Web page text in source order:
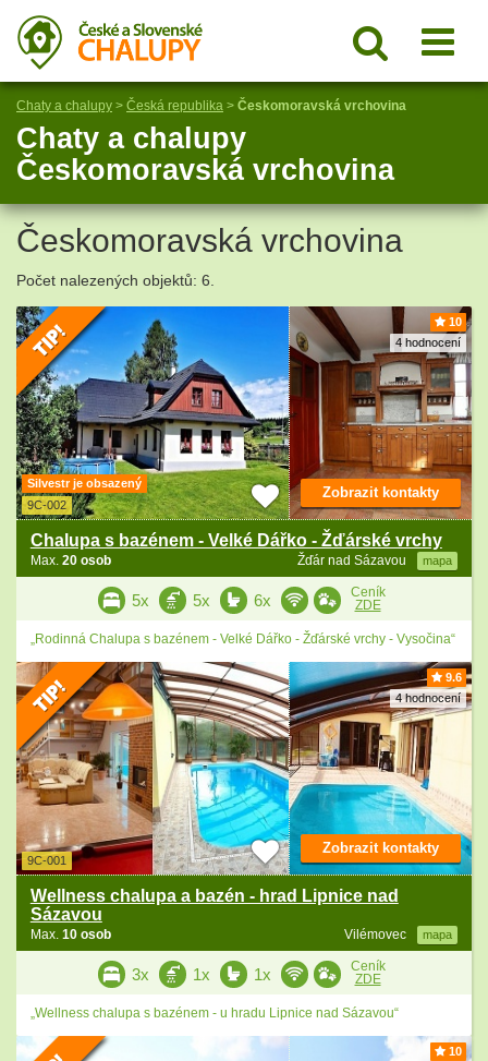
Chaty a chalupy > Česká republika > Českomoravská vrchovina
Chaty a chalupy
Českomoravská vrchovina
Českomoravská vrchovina
Počet nalezených objektů: 6.
10
4 hodnocení
Silvestr je obsazený
9C-002
Chalupa s bazénem - Velké Dářko - Žďárské vrchy
Žďár nad Sázavou mapa
Max. 20 osob
Zobrazit kontakty
5x 5x 6x
Ceník
ZDE
„Rodinná Chalupa s bazénem - Velké Dářko - Žďárské vrchy - Vysočina“
9.6
4 hodnocení
9C-001
Wellness chalupa a bazén - hrad Lipnice nad
Sázavou
Vilémovec mapa
Max. 10 osob
Zobrazit kontakty
3x 1x 1x
Ceník
ZDE
„Wellness chalupa s bazénem - u hradu Lipnice nad Sázavou“
10